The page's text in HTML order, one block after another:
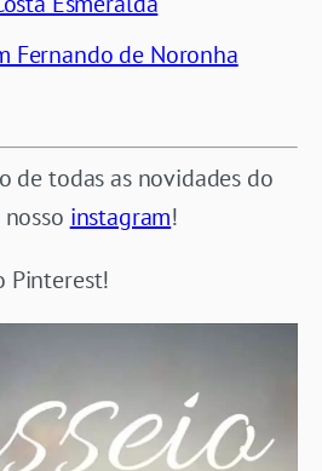
Fernando de Noronha
de todas as novidades do
instagram!
Pinterest!